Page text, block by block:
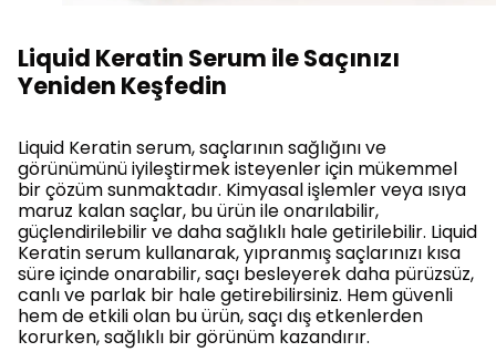
Liquid Keratin Serum ile Saçınızı
Yeniden Keşfedin
Liquid Keratin serum, saçlarının sağlığını ve
görünümünü iyileştirmek isteyenler için mükemmel
bir çözüm sunmaktadır. Kimyasal işlemler veya ısıya
maruz kalan saçlar, bu ürün ile onarılabilir,
güçlendirilebilir ve daha sağlıklı hale getirilebilir. Liquid
Keratin serum kullanarak, yıpranmış saçlarınızı kısa
süre içinde onarabilir, saçı besleyerek daha pürüzsüz,
canlı ve parlak bir hale getirebilirsiniz. Hem güvenli
hem de etkili olan bu ürün, saçı dış etkenlerden
korurken, sağlıklı bir görünüm kazandırır.